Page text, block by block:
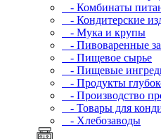
- Комбинаты
- Кондитерские
- Мука и крупы
- Пивоваренные
- Пищевое сырье
- Пищевые
- Продукты
- Производство
- Товары для
- Хлебозаводы